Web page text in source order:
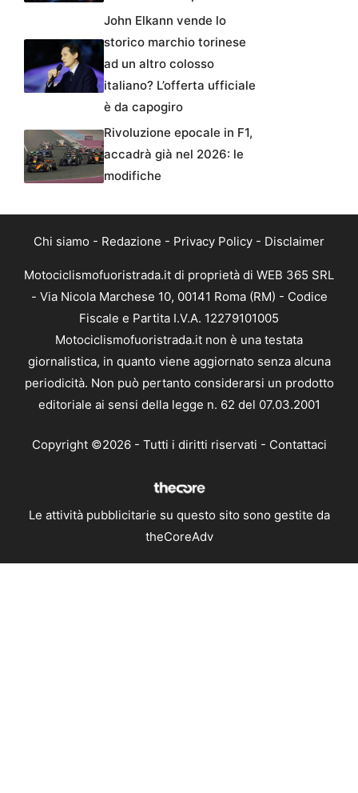
John Elkann vende lo
storico marchio torinese
ad un altro colosso
italiano? L’offerta ufficiale
è da capogiro
Rivoluzione epocale in F1,
accadrà già nel 2026: le
modifiche
Chi siamo - Redazione - Privacy Policy - Disclaimer
Motociclismofuoristrada.it di proprietà di WEB 365 SRL
- Via Nicola Marchese 10, 00141 Roma (RM) - Codice
Fiscale e Partita I.V.A. 12279101005
Motociclismofuoristrada.it non è una testata
giornalistica, in quanto viene aggiornato senza alcuna
periodicità. Non può pertanto considerarsi un prodotto
editoriale ai sensi della legge n. 62 del 07.03.2001
Copyright ©2026 - Tutti i diritti riservati - Contattaci
Le attività pubblicitarie su questo sito sono gestite da
theCoreAdv